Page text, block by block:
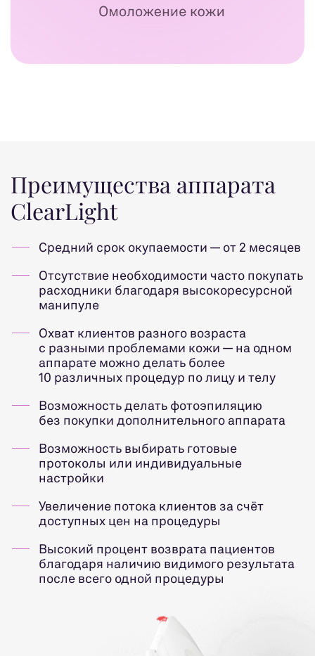
Преимущества аппарата
ClearLight
Средний срок окупаемости — от 2 месяцев
Отсутствие необходимости часто покупать
расходники благодаря высокоресурсной
манипуле
Охват клиентов разного возраста
с разными проблемами кожи — на одном
аппарате можно делать более
10 различных процедур по лицу и телу
Возможность делать фотоэпиляцию
без покупки дополнительного аппарата
Возможность выбирать готовые
протоколы или индивидуальные
настройки
Увеличение потока клиентов за счёт
доступных цен на процедуры
Высокий процент возврата пациентов
благодаря наличию видимого результата
после всего одной процедуры